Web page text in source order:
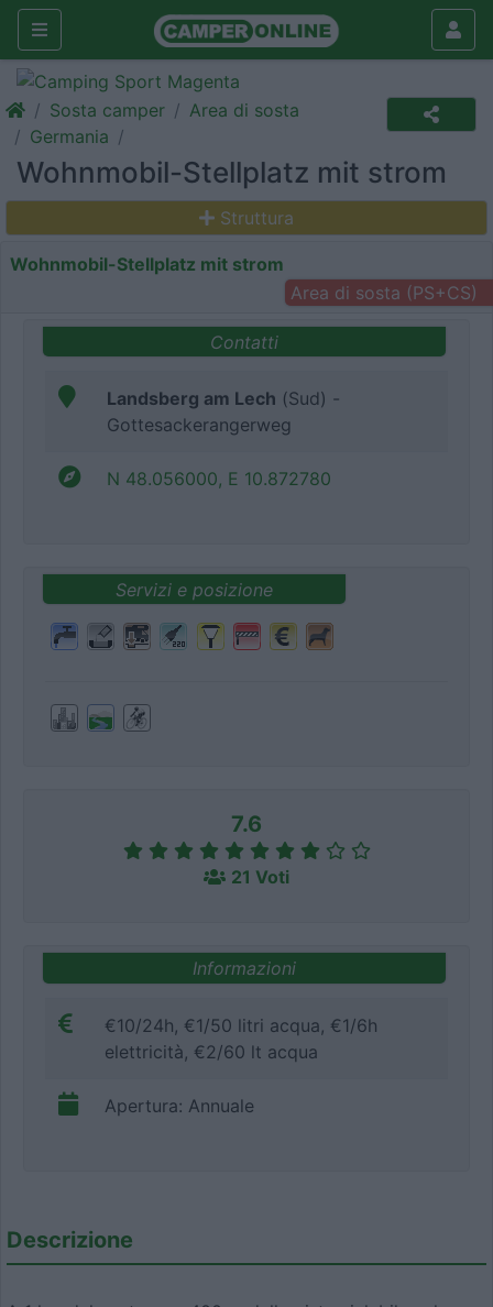
Sosta camper
Area di sosta
Germania
Wohnmobil-Stellplatz mit strom
Struttura
Wohnmobil-Stellplatz mit strom
Area di sosta (PS+CS)
Contatti
Landsberg am Lech (Sud) -
Gottesackerangerweg
N 48.056000, E 10.872780
Servizi e posizione
7.6
21 Voti
Informazioni
€10/24h, €1/50 litri acqua, €1/6h
elettricità, €2/60 lt acqua
Apertura: Annuale
Descrizione